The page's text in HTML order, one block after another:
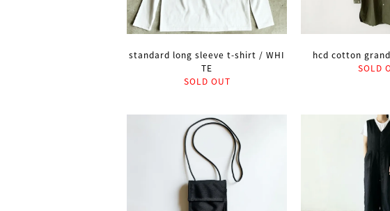
standard long sleeve t-shirt / WHI
TE
SOLD OUT
hcd cotton
SOLD